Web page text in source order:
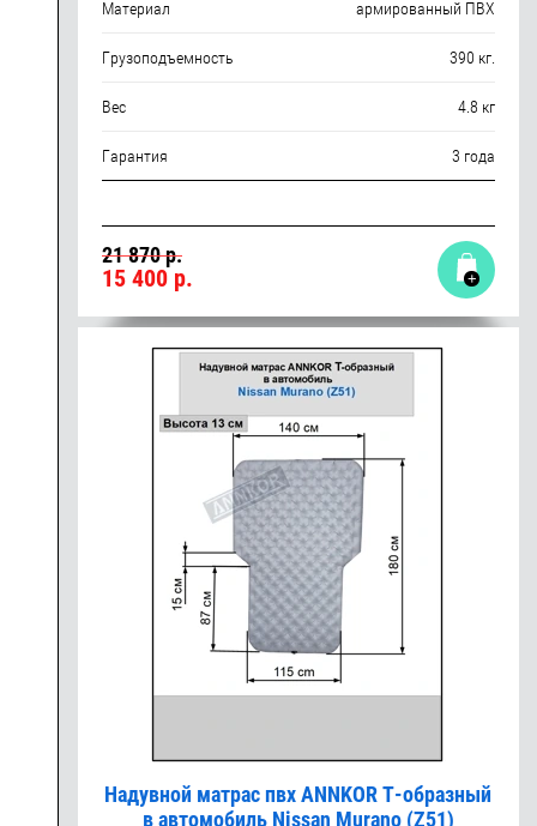
Материал армированный ПВХ
Грузоподъемность 390 кг.
Вес 4.8 кг
Гарантия 3 года
21 870 р.
15 400р.
Надувной матрас пвх ANNKOR Т-образный
в автомобиль Nissan Murano (Z51)